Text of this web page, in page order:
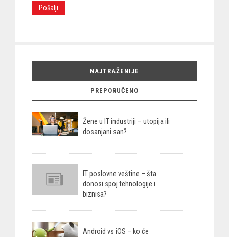
NAJTRAŽENIJE
PREPORUČENO
Žene u IT industriji – utopija ili
dosanjani san?
IT poslovne veštine – šta
donosi spoj tehnologije i
biznisa?
Android vs iOS – ko će